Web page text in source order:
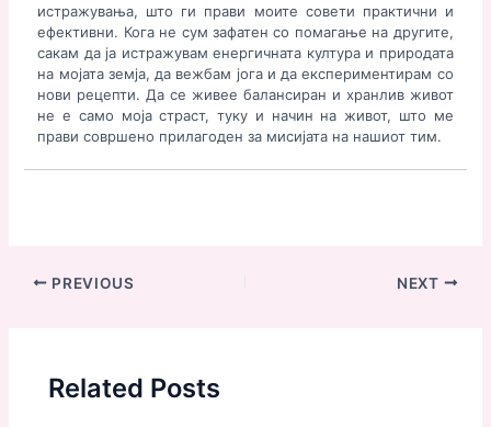
истражувања, што ги прави моите совети практични и
ефективни. Кога не сум зафатен со помагање на другите,
сакам да ја истражувам енергичната култура и природата
на мојата земја, да вежбам јога и да експериментирам со
нови рецепти. Да се ​​живее балансиран и хранлив живот
не е само моја страст, туку и начин на живот, што ме
прави совршено прилагоден за мисијата на нашиот тим.
Post
PREVIOUS NEXT
Related Posts